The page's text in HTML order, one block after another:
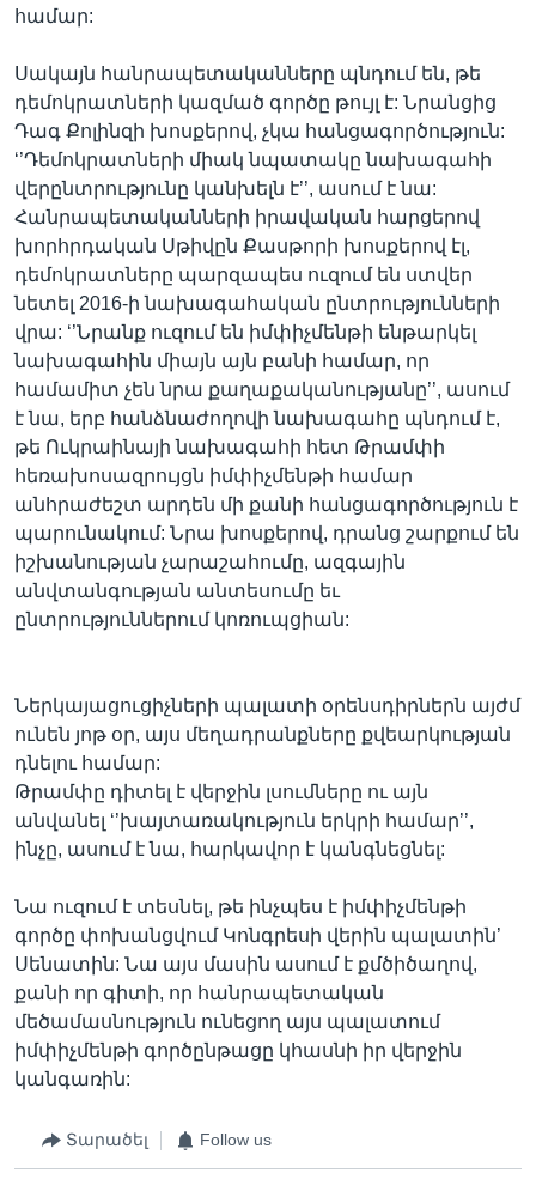
համար:
Սակայն հանրապետականները պնդում են, թե
դեմոկրատների կազմած գործը թույլ է: Նրանցից
Դագ Քոլինզի խոսքերով, չկա հանցագործություն:
‘’Դեմոկրատների միակ նպատակը նախագահի
վերընտրությունը կանխելն է’’, ասում է նա:
Հանրապետականների իրավական հարցերով
խորհրդական Սթիվըն Քասթորի խոսքերով էլ,
դեմոկրատները պարզապես ուզում են ստվեր
նետել 2016-ի նախագահական ընտրությունների
վրա: ‘’Նրանք ուզում են իմփիչմենթի ենթարկել
նախագահին միայն այն բանի համար, որ
համամիտ չեն նրա քաղաքականությանը’’, ասում
է նա, երբ հանձնաժողովի նախագահը պնդում է,
թե Ուկրաինայի նախագահի հետ Թրամփի
հեռախոսազրույցն իմփիչմենթի համար
անհրաժեշտ արդեն մի քանի հանցագործություն է
պարունակում: Նրա խոսքերով, դրանց շարքում են
իշխանության չարաշահումը, ազգային
անվտանգության անտեսումը եւ
ընտրություններում կոռուպցիան:
Ներկայացուցիչների պալատի օրենսդիրներն այժմ
ունեն յոթ օր, այս մեղադրանքները քվեարկության
դնելու համար:
Թրամփը դիտել է վերջին լսումները ու այն
անվանել ‘’խայտառակություն երկրի համար’’,
ինչը, ասում է նա, հարկավոր է կանգնեցնել:
Նա ուզում է տեսնել, թե ինչպես է իմփիչմենթի
գործը փոխանցվում Կոնգրեսի վերին պալատին’
Սենատին: Նա այս մասին ասում է քմծիծաղով,
քանի որ գիտի, որ հանրապետական
մեծամասնություն ունեցող այս պալատում
իմփիչմենթի գործընթացը կհասնի իր վերջին
կանգառին:
Տարածել Follow us